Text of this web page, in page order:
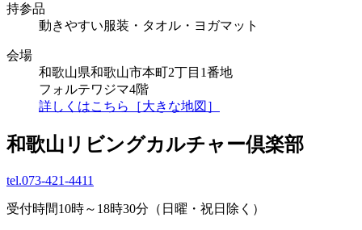
持参品
動きやすい服装・タオル・ヨガマット
会場
和歌山県和歌山市本町2丁目1番地
フォルテワジマ4階
詳しくはこちら［大きな地図］
和歌山リビングカルチャー倶楽部
tel.073-421-4411
受付時間10時～18時30分（日曜・祝日除く）